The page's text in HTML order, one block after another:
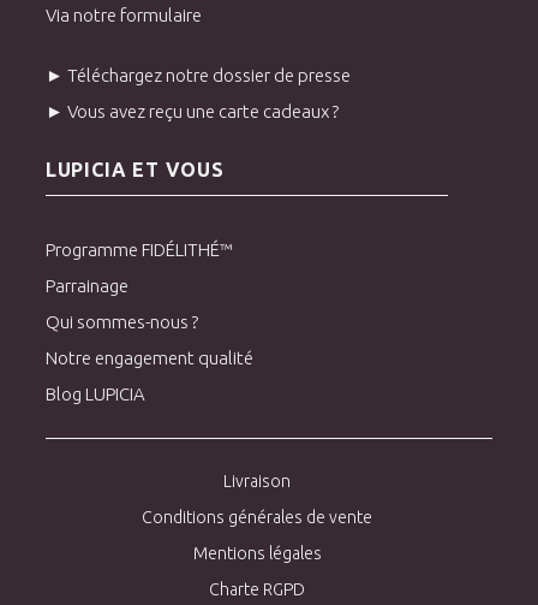
Via notre formulaire
► Téléchargez notre dossier de presse
► Vous avez reçu une carte cadeaux ?
LUPICIA ET VOUS
Programme FIDÉLITHÉ™
Parrainage
Qui sommes-nous ?
Notre engagement qualité
Blog LUPICIA
Livraison
Conditions générales de vente
Mentions légales
Charte RGPD